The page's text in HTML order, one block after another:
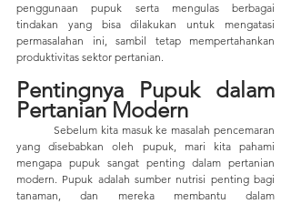
penggunaan pupuk serta mengulas berbagai
tindakan yang bisa dilakukan untuk mengatasi
permasalahan ini, sambil tetap mempertahankan
produktivitas sektor pertanian.
Pentingnya Pupuk dalam
Pertanian Modern
yang disebabkan oleh pupuk, mari kita pahami
mengapa pupuk sangat penting dalam pertanian
modern. Pupuk adalah sumber nutrisi penting bagi
tanaman, dan mereka membantu dalam